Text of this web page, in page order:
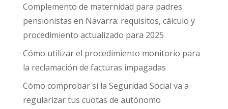
Complemento de maternidad para padres
pensionistas en Navarra: requisitos, cálculo y
procedimiento actualizado para 2025
Cómo utilizar el procedimiento monitorio para
la reclamación de facturas impagadas
Cómo comprobar si la Seguridad Social va a
regularizar tus cuotas de autónomo